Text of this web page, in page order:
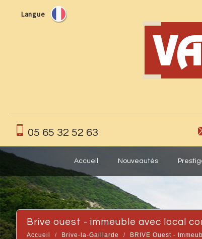
Langue
05 65 32 52 63
Accueil Nouveautés
brive ouest - immeuble avec local
Accueil Brive-la-Gaillarde BRIVE Ouest -